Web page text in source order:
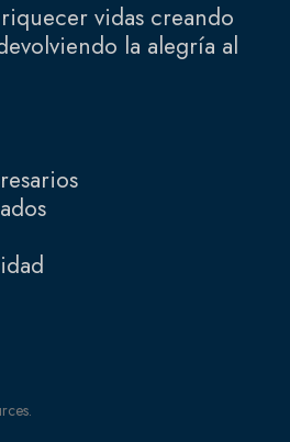
vidas creando
la alegría al